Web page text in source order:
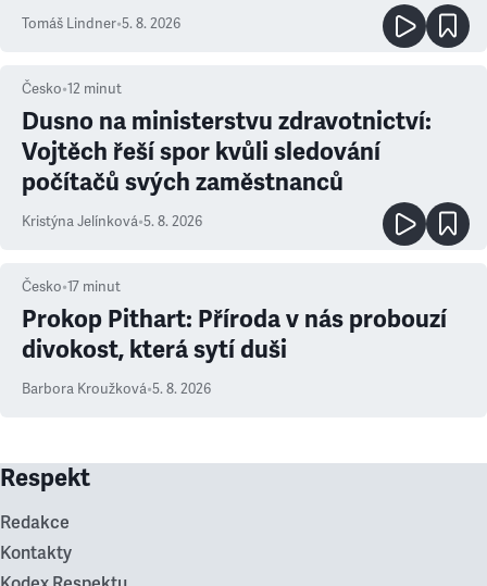
Tomáš Lindner•5. 8. 2026
Česko•12 minut
Dusno na ministerstvu zdravotnictví:
Vojtěch řeší spor kvůli sledování
počítačů svých zaměstnanců
Kristýna Jelínková•5. 8. 2026
Česko•17 minut
Prokop Pithart: Příroda v nás probouzí
divokost, která sytí duši
Barbora Kroužková•5. 8. 2026
Respekt
Redakce
Kontakty